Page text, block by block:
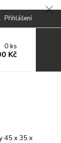
Přihlášení
0ks
Kč
45 x 35 x